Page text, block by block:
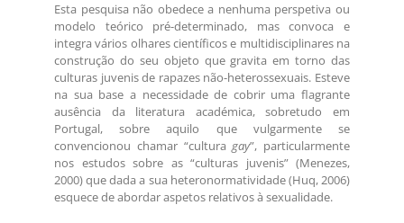
Esta pesquisa não obedece a nenhuma perspetiva ou
modelo teórico pré-determinado, mas convoca e
integra vários olhares científicos e multidisciplinares na
construção do seu objeto que gravita em torno das
culturas juvenis de rapazes não-heterossexuais. Esteve
na sua base a necessidade de cobrir uma flagrante
ausência da literatura académica, sobretudo em
Portugal, sobre aquilo que vulgarmente se
convencionou chamar “culturagay”, particularmente
nos estudos sobre as “culturas juvenis” (Menezes,
2000) que dada a sua heteronormatividade (Huq, 2006)
esquece de abordar aspetos relativos à sexualidade.